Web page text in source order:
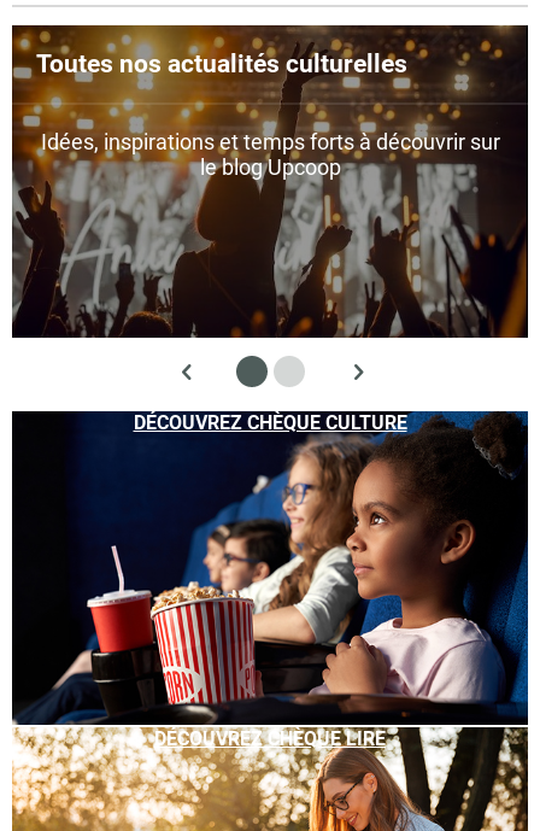
Toutes nos actualités culturelles
Idées, inspirations et temps forts à découvrir sur
le blog Upcoop
DÉCOUVREZ CHÈQUE CULTURE
DÉCOUVREZ CHÈQUE LIRE